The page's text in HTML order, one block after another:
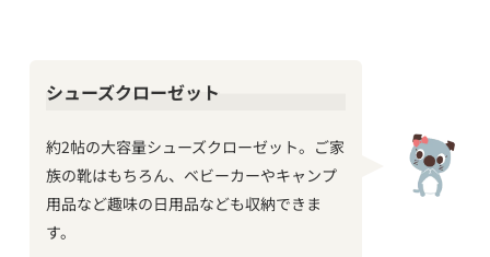
シューズクローゼット
約2帖の大容量シューズクローゼット。ご家
族の靴はもちろん、ベビーカーやキャンプ
用品など趣味の日用品なども収納できま
す。